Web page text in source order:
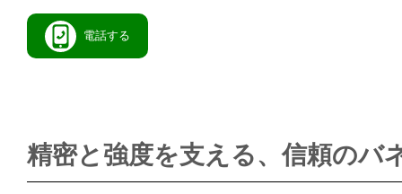
電話する
精密と強度を支える、信頼のバ